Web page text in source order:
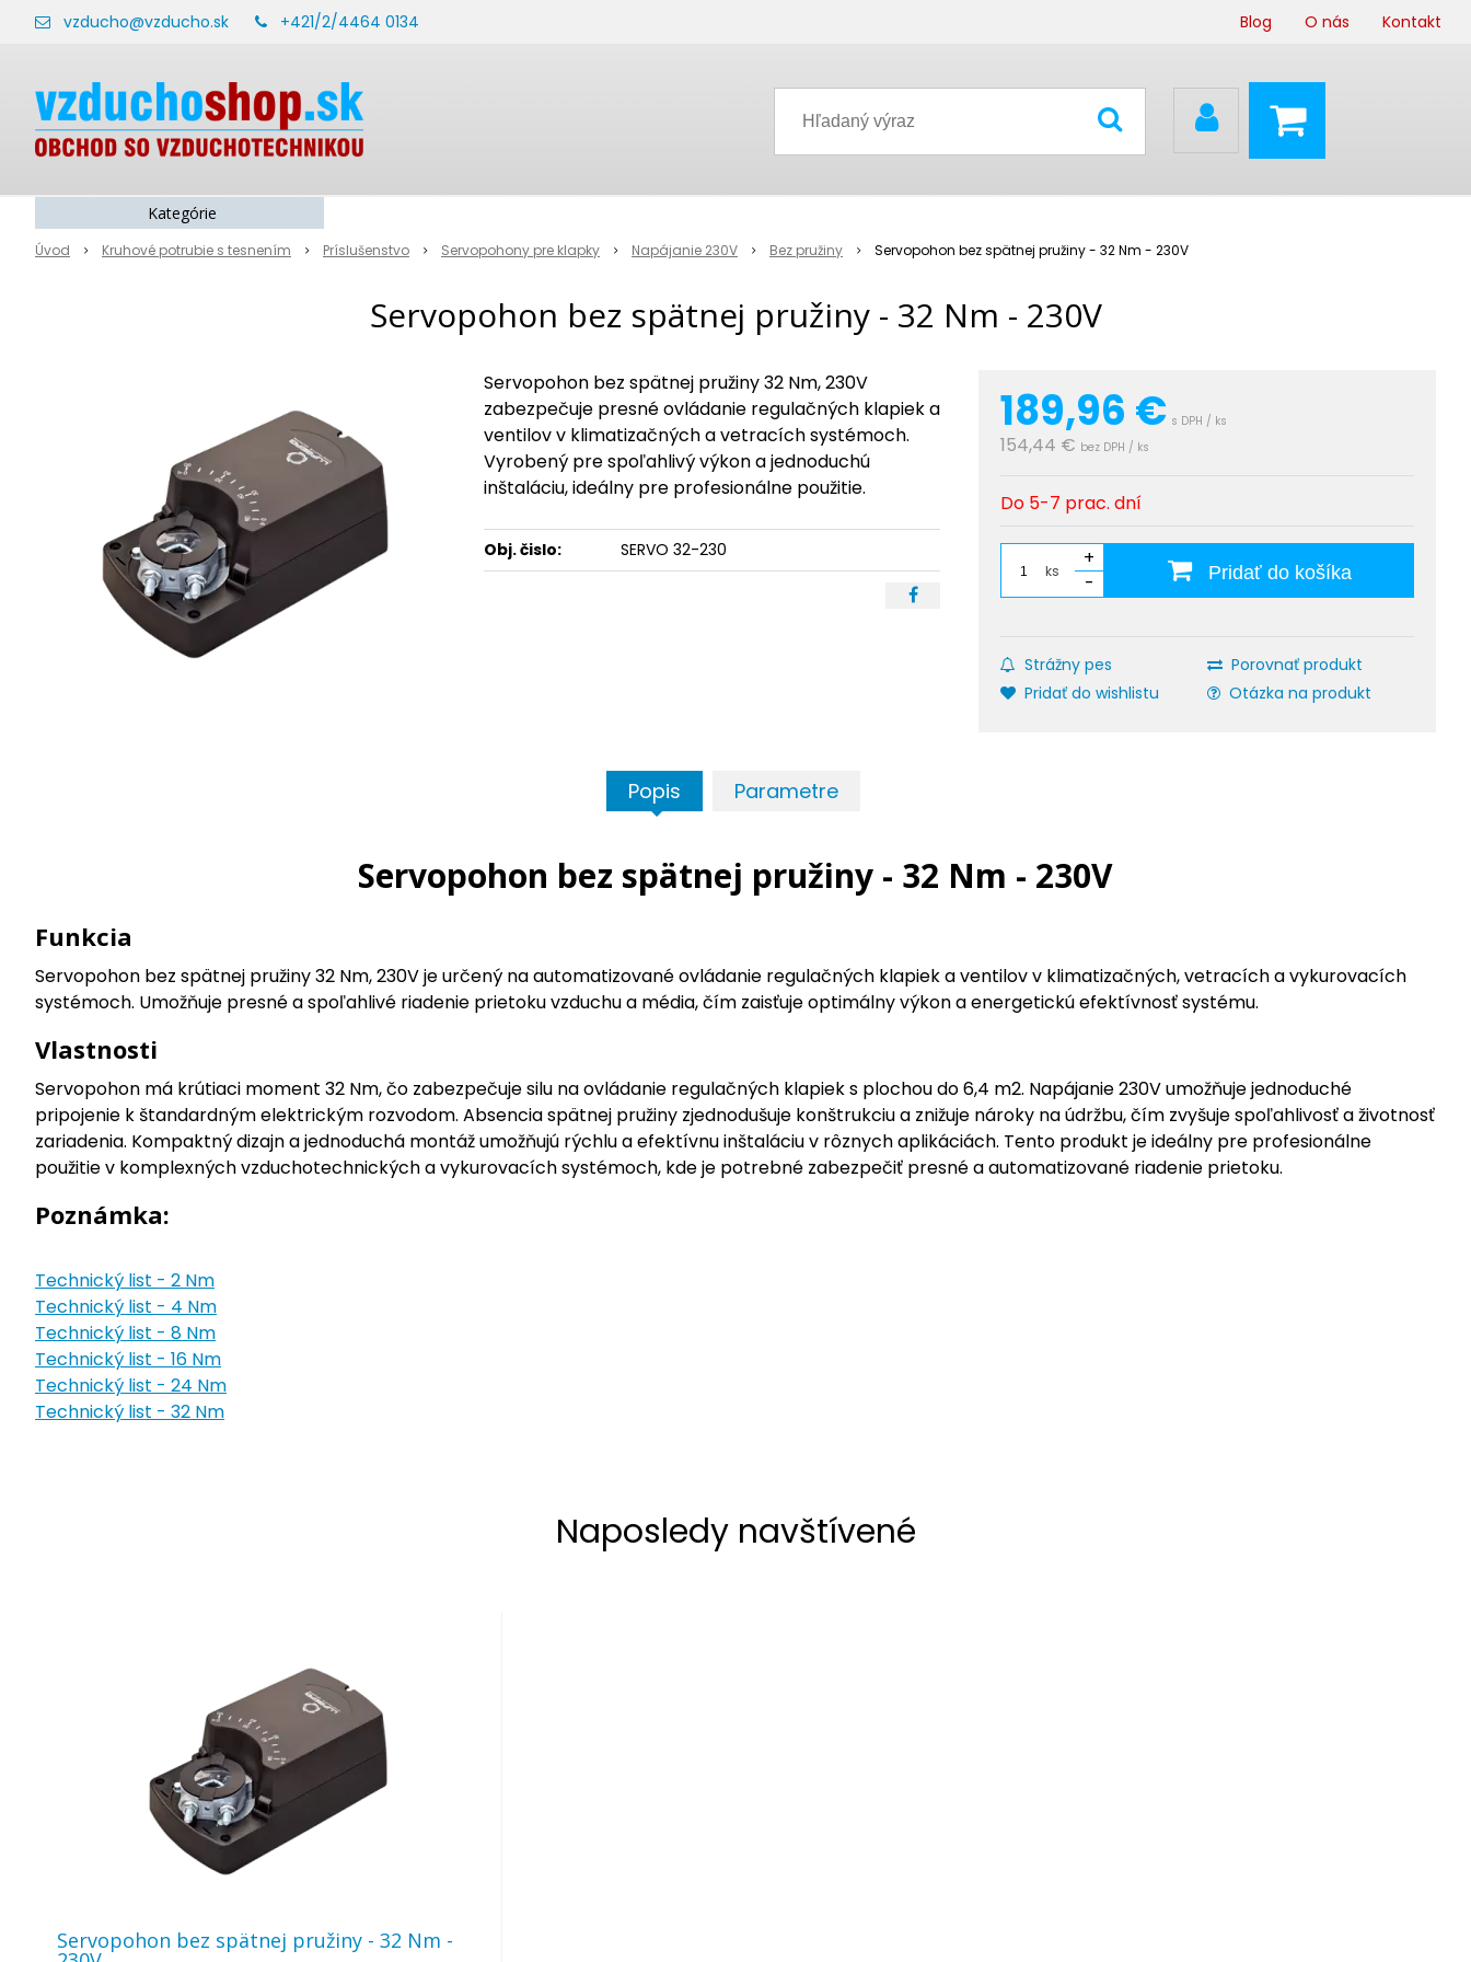
vzducho@vzducho.sk +421/2/4464 0134 Blog O nás Kontakt
Úvod Kruhové potrubie s tesnením Príslušenstvo Servopohony pre klapky Napájanie 230V Bez pružiny Servopohon bez spätnej pružiny - 32 Nm - 230V
Servopohon bez spätnej pružiny - 32 Nm - 230V
189,96 € s DPH / ks
154,44 € bez DPH / ks
Do 5-7 prac. dní
ks
+
-
Pridať do košíka
Strážny pes
Porovnať produkt
Pridať do wishlistu
Otázka na produkt
Servopohon bez spätnej pružiny 32 Nm, 230V
zabezpečuje presné ovládanie regulačných klapiek a
ventilov v klimatizačných a vetracích systémoch.
Vyrobený pre spoľahlivý výkon a jednoduchú
inštaláciu, ideálny pre profesionálne použitie.
Obj. čislo: SERVO 32-230
Popis Parametre
Servopohon bez spätnej pružiny - 32 Nm - 230V
Funkcia
Servopohon bez spätnej pružiny 32 Nm, 230V je určený na automatizované ovládanie regulačných klapiek a ventilov v klimatizačných, vetracích a vykurovacích
systémoch. Umožňuje presné a spoľahlivé riadenie prietoku vzduchu a média, čím zaisťuje optimálny výkon a energetickú efektívnosť systému.
Vlastnosti
Servopohon má krútiaci moment 32 Nm, čo zabezpečuje silu na ovládanie regulačných klapiek s plochou do 6,4 m2. Napájanie 230V umožňuje jednoduché
pripojenie k štandardným elektrickým rozvodom. Absencia spätnej pružiny zjednodušuje konštrukciu a znižuje nároky na údržbu, čím zvyšuje spoľahlivosť a životnosť
zariadenia. Kompaktný dizajn a jednoduchá montáž umožňujú rýchlu a efektívnu inštaláciu v rôznych aplikáciách. Tento produkt je ideálny pre profesionálne
použitie v komplexných vzduchotechnických a vykurovacích systémoch, kde je potrebné zabezpečiť presné a automatizované riadenie prietoku.
Poznámka:
Technický list - 2 Nm
Technický list - 4 Nm
Technický list - 8 Nm
Technický list - 16 Nm
Technický list - 24 Nm
Technický list - 32 Nm
Naposledy navštívené
Servopohon bez spätnej pružiny - 32 Nm -
Kategórie